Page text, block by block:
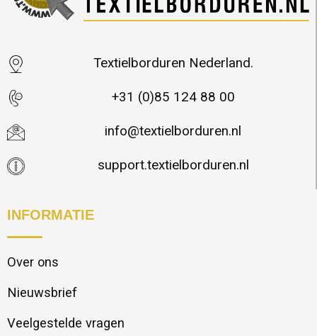
Textielborduren Nederland.
+31 (0)85 124 88 00
info@textielborduren.nl
support.textielborduren.nl
INFORMATIE
Over ons
Nieuwsbrief
Veelgestelde vragen